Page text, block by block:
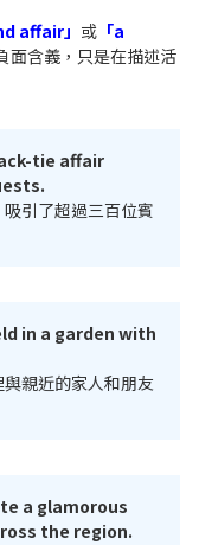
affair」 或 「a
面含義，只是在描述活
tie affair
吸引了超過三百位賓
in a garden with
與親近的家人和朋友
a glamorous
the region.